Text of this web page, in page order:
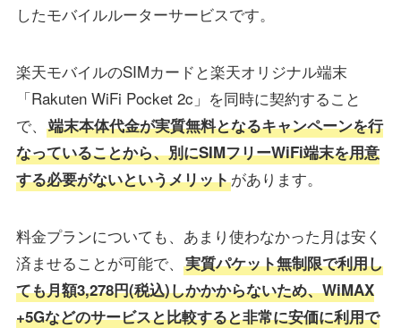
したモバイルルーターサービスです。
楽天モバイルのSIMカードと楽天オリジナル端末
「Rakuten WiFi Pocket 2c」を同時に契約すること
で、
端末本体代金が実質無料となるキャンペーンを行
なっていることから、別にSIMフリーWiFi端末を用意
する必要がないというメリットがあります。
料金プランについても、あまり使わなかった月は安く
済ませることが可能で、
実質パケット無制限で利用し
ても月額3,278円(税込)しかかからないため、WiMAX
+5Gなどのサービスと比較すると非常に安価に利用で